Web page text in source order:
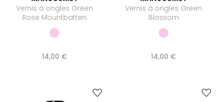
Vernis à ongles Green
Rose Mountbatten
14,00 €
Vernis à ongles Green
Blossom
14,00 €